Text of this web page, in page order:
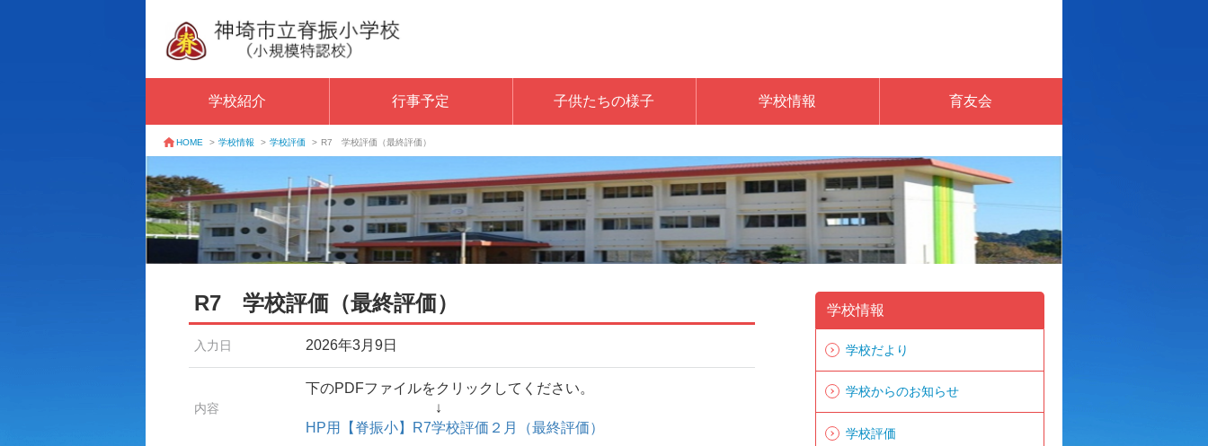
学校紹介 行事予定 子供たちの様子 学校情報 育友会
HOME > 学校情報 > 学校評価 > R7 学校評価（最終評価）
R7 学校評価（最終評価）
入力日 2026年3月9日
内容
下のPDFファイルをクリックしてください。
↓
HP用【脊振小】R7学校評価２月（最終評価）
学校情報
学校だより
学校からのお知らせ
学校評価